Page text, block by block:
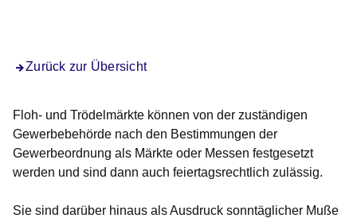
Zurück zur Übersicht
Floh- und Trödelmärkte können von der zuständigen
Gewerbebehörde nach den Bestimmungen der
Gewerbeordnung als Märkte oder Messen festgesetzt
werden und sind dann auch feiertagsrechtlich zulässig.
Sie sind darüber hinaus als Ausdruck sonntäglicher Muße